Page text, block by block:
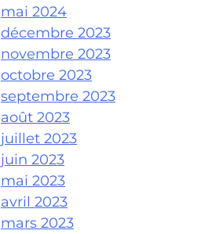
mai 2024
décembre 2023
novembre 2023
octobre 2023
septembre 2023
août 2023
juillet 2023
juin 2023
mai 2023
avril 2023
mars 2023